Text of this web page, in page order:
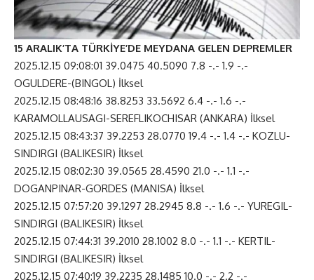
15 ARALIK’TA TÜRKİYE’DE MEYDANA GELEN DEPREMLER
2025.12.15 09:08:01 39.0475 40.5090 7.8 -.- 1.9 -.-
OGULDERE-(BINGOL) İlksel
2025.12.15 08:48:16 38.8253 33.5692 6.4 -.- 1.6 -.-
KARAMOLLAUSAGI-SEREFLIKOCHISAR (ANKARA) İlksel
2025.12.15 08:43:37 39.2253 28.0770 19.4 -.- 1.4 -.- KOZLU-
SINDIRGI (BALIKESIR) İlksel
2025.12.15 08:02:30 39.0565 28.4590 21.0 -.- 1.1 -.-
DOGANPINAR-GORDES (MANISA) İlksel
2025.12.15 07:57:20 39.1297 28.2945 8.8 -.- 1.6 -.- YUREGIL-
SINDIRGI (BALIKESIR) İlksel
2025.12.15 07:44:31 39.2010 28.1002 8.0 -.- 1.1 -.- KERTIL-
SINDIRGI (BALIKESIR) İlksel
2025.12.15 07:40:19 39.2235 28.1485 10.0 -.- 2.2 -.-